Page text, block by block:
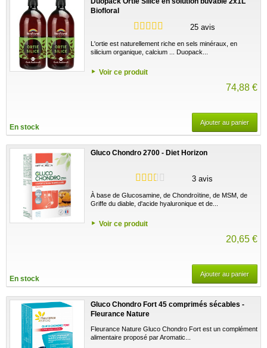
Biofloral
25 avis
L'ortie est naturellement riche en sels minéraux, en
silicium organique, calcium ... Duopack...
Voir ce produit
74,88 €
En stock
Ajouter au panier
Gluco Chondro 2700 - Diet Horizon
3 avis
À base de Glucosamine, de Chondroïtine, de MSM, de
Griffe du diable, d'acide hyaluronique et de...
Voir ce produit
20,65 €
En stock
Ajouter au panier
Gluco Chondro Fort 45 comprimés sécables -
Fleurance Nature
Fleurance Nature Gluco Chondro Fort est un complément
alimentaire proposé par Aromatic...